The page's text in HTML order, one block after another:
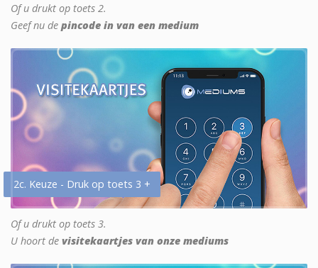
Of u drukt op toets 2.
Geef nu de pincode in van een medium
2c. Keuze - Druk op toets 3 +
Of u drukt op toets 3.
U hoort de visitekaartjes van onze mediums